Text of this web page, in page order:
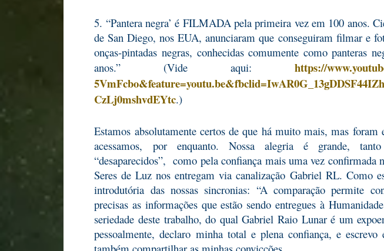
5. “Pantera negra’ é FILMADA pela primeira vez em 100 anos.
de San Diego, nos EUA, anunciaram que conseguiram filmar e
onças-pintadas negras, conhecidas comumente como panteras
anos.” (Vide aqui: https://
CzLj0mshvdEYtc.)
Estamos absolutamente certos de que há muito mais, mas foram
acessamos, por enquanto. Nossa alegria é grande,
“desaparecidos”, como pela confiança mais uma vez confirmada
Seres de Luz nos entregam via canalização Gabriel RL. Como
introdutória das nossas sincronias: “A comparação permite
precisas as informações que estão sendo entregues à
seriedade deste trabalho, do qual Gabriel Raio Lunar é um
pessoalmente, declaro minha total e plena confiança, e escrevo